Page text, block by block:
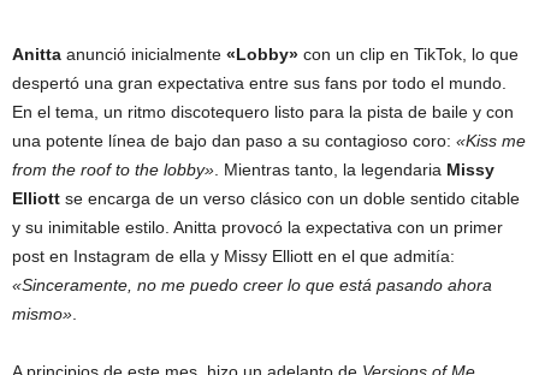
Anitta anunció inicialmente «Lobby» con un clip en TikTok, lo que
despertó una gran expectativa entre sus fans por todo el mundo.
En el tema, un ritmo discotequero listo para la pista de baile y con
una potente línea de bajo dan paso a su contagioso coro: «Kiss me
from the roof to the lobby» . Mientras tanto, la legendaria Missy
Elliott se encarga de un verso clásico con un doble sentido citable
y su inimitable estilo. Anitta provocó la expectativa con un primer
post en Instagram de ella y Missy Elliott en el que admitía:
«Sinceramente, no me puedo creer lo que está pasando ahora
mismo»